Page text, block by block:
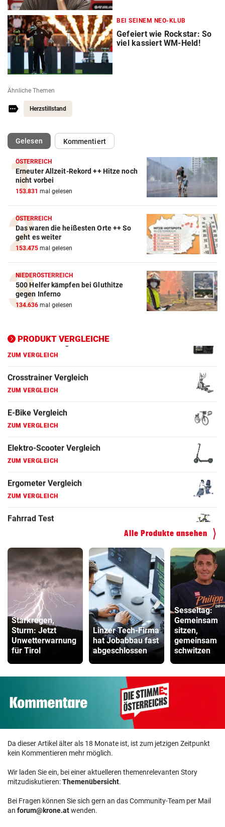
BEI SEINEM NEO-KLUB
Gefeiert wie Rockstar: So
viel kassiert WM-Held!
Ähnliche Themen
Herzstillstand
Gelesen(ausgewählt)Kommentiert
ÖSTERREICH
Erneuter Allzeit-Rekord ++ Hitze noch
nicht vorbei
153.831 mal gelesen
ÖSTERREICH
Das waren die heißesten Orte ++ So
geht es weiter
153.475 mal gelesen
NIEDERÖSTERREICH
500 Helfer kämpfen bei Gluthitze
gegen Inferno
134.636 mal gelesen
PRODUKT VERGLEICHE
Action-Cam Vergleich
ZUM VERGLEICH
Crosstrainer Vergleich
E-Bike Vergleich
ZUM VERGLEICH
Ergometer Vergleich
Fahrrad Test
Fahrradanhänger Vergleich
Faszienrolle Vergleich
Hoverboard Vergleich
Kinderfahrrad Vergleich
Alle Produkte ansehen
Starkregen,
Sturm: Jetzt
Unwetterwarnung
für Tirol
Linzer Tech-Firma
hat Jobabbau fast
abgeschlossen
Sesseltag:
Gemeinsam
sitzen,
gemeinsam
schwitzen
Da dieser Artikel älter als 18 Monate ist, ist zum jetzigen Zeitpunkt
kein Kommentieren mehr möglich.
Wir laden Sie ein, bei einer aktuelleren themenrelevanten Story
mitzudiskutieren:Themenübersicht.
Bei Fragen können Sie sich gern an das Community-Team per Mail
an forum@krone.atwenden.